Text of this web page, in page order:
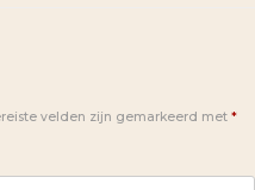
velden zijn gemarkeerd met *